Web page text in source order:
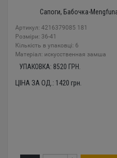
Сапоги, Бабочка-
Артикул: 4216379085 181
Розміри: 36-41
Кількість в упаковці: 6
Mатеріал: искусственная замша
УПАКОВКА: 8520 ГРН.
ЦІНА ЗА ОД.: 1420 грн.